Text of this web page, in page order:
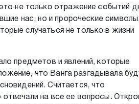
не только отражение событий
нас, но и пророческие символы,
случаться не только в жизни
предметов и явлений, которые
что Ванга разгадывала
Считается, что
на все ее вопросы.